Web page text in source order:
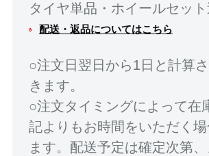
タイヤ単品・ホイールセッ
配送・返品についてはこちら
○注文日翌日から1日と計算
きます。
○注文タイミングによって在
記よりもお時間をいただく
ます。配送予定は確定次第